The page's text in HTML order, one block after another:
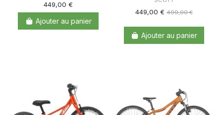
449,00 €
Ajouter au panier
449,00 €499,00 €
Ajouter au panier